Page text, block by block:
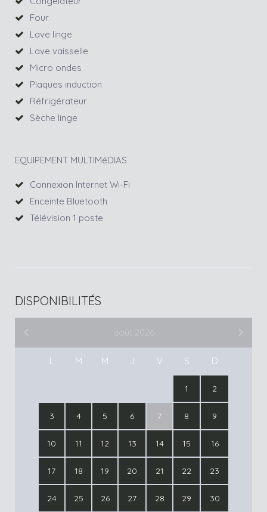
Four
Lave linge
Lave vaisselle
Micro ondes
Plaques induction
Réfrigérateur
Sèche linge
EQUIPEMENT MULTIMéDIAS
Connexion Internet Wi-Fi
Enceinte Bluetooth
Télévision 1 poste
DISPONIBILITÉS
août 2026
L M M J V S D
1 2
3 4 5 6 7 8 9
10 11 12 13 14 15 16
17 18 19 20 21 22 23
24 25 26 27 28 29 30